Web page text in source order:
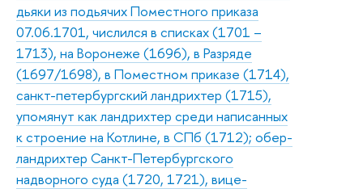
дьяки из подьячих Поместного приказа
07.06.1701, числился в списках (1701 –
1713), на Воронеже (1696), в Разряде
(1697/1698), в Поместном приказе (1714),
санкт-петербургский ландрихтер (1715),
упомянут как ландрихтер среди написанных
к строение на Котлине, в СПб (1712); обер-
ландрихтер Санкт-Петербургского
надворного суда (1720, 1721), вице-